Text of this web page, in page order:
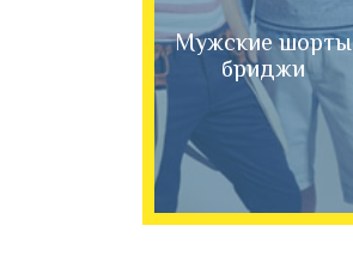
Мужские шорты
бриджи